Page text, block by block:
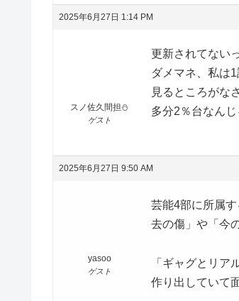
2025年6月27日 1:14 PM
スノ佐久間担⛄
ゲスト
更新されてない
ダメマネ、私は
見るところが
多分2％台なん
2025年6月27日 9:50 AM
yasoo
ゲスト
芸能4部に所属
去の傷」や「今
「ギャグとリア
作り出していて